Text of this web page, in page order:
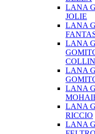
LANA
JOLIE
LANA
LANA
LANA
LANA
LANA
RICCIO
LANA